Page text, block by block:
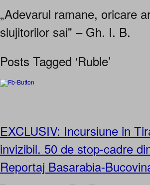
„Adevarul ramane, oricare
slujitorilor sai" – Gh. I. B.
Posts Tagged ‘Ruble’
EXCLUSIV: Incursiune in
invizibil. 50 de stop-cadre
Reportaj Basarabia-